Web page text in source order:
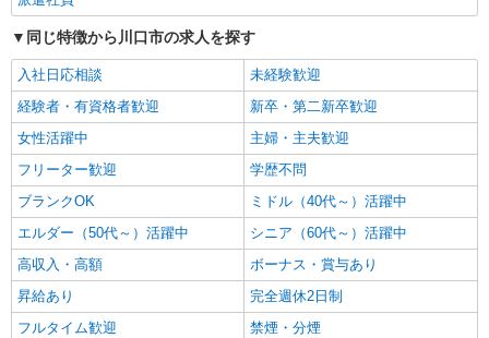
同じ特徴から川口市の求人を探す
入社日応相談
未経験歓迎
経験者・有資格者歓迎
新卒・第二新卒歓迎
女性活躍中
主婦・主夫歓迎
フリーター歓迎
学歴不問
ブランクOK
ミドル（40代～）活躍中
エルダー（50代～）活躍中
シニア（60代～）活躍中
高収入・高額
ボーナス・賞与あり
昇給あり
完全週休2日制
フルタイム歓迎
禁煙・分煙